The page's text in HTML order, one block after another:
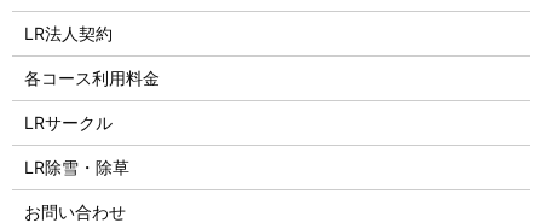
LR法人契約
各コース利用料金
LRサークル
LR除雪・除草
お問い合わせ